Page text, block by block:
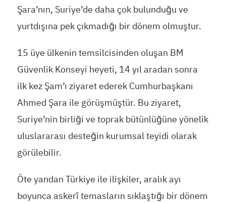
Şara’nın, Suriye’de daha çok bulunduğu ve
yurtdışına pek çıkmadığı bir dönem olmuştur.
15 üye ülkenin temsilcisinden oluşan BM
Güvenlik Konseyi heyeti, 14 yıl aradan sonra
ilk kez Şam’ı ziyaret ederek Cumhurbaşkanı
Ahmed Şara ile görüşmüştür. Bu ziyaret,
Suriye’nin birliği ve toprak bütünlüğüne yönelik
uluslararası desteğin kurumsal teyidi olarak
görülebilir.
Öte yandan Türkiye ile ilişkiler, aralık ayı
boyunca askerî temasların sıklaştığı bir dönem